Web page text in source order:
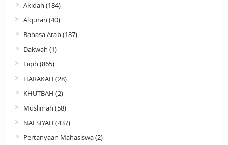
Akidah (184)
Alquran (40)
Bahasa Arab(187)
Dakwah (1)
Fiqih (865)
HARAKAH (28)
KHUTBAH (2)
Muslimah (58)
NAFSIYAH (437)
Pertanyaan Mahasiswa(2)